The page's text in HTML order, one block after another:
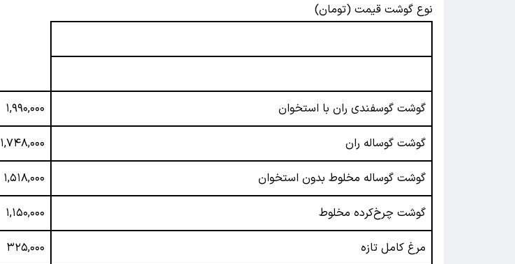
نوع گوشت قیمت (تومان)
گوشت گوسفندی ران با استخوان ۱,۹۹۰,۰۰۰
گوشت گوساله ران ۱,۷۴۸,۰۰۰
گوشت گوساله مخلوط بدون استخوان ۱,۵۱۸,۰۰۰
گوشت چرخ‌کرده مخلوط ۱,۱۵۰,۰۰۰
مرغ کامل تازه ۳۲۵,۰۰۰